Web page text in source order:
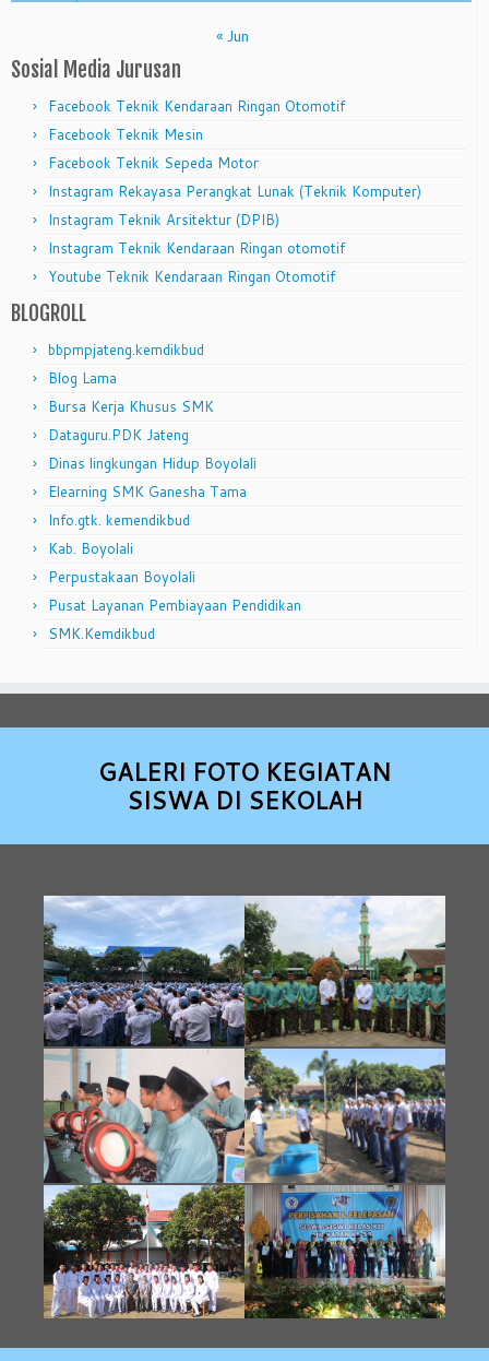
« Jun
Sosial Media Jurusan
Facebook Teknik Kendaraan Ringan Otomotif
Facebook Teknik Mesin
Facebook Teknik Sepeda Motor
Instagram Rekayasa Perangkat Lunak (Teknik Komputer)
Instagram Teknik Arsitektur (DPIB)
Instagram Teknik Kendaraan Ringan otomotif
Youtube Teknik Kendaraan Ringan Otomotif
BLOGROLL
bbpmpjateng.kemdikbud
Blog Lama
Bursa Kerja Khusus SMK
Dataguru.PDK Jateng
Dinas lingkungan Hidup Boyolali
Elearning SMK Ganesha Tama
Info.gtk. kemendikbud
Kab. Boyolali
Perpustakaan Boyolali
Pusat Layanan Pembiayaan Pendidikan
SMK.Kemdikbud
GALERI FOTO KEGIATAN
SISWA DI SEKOLAH